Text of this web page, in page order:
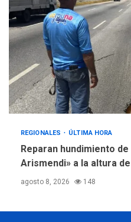
REGIONALES ÚLTIMA HORA
Reparan hundimiento
Arismendi» a la altura
agosto 8, 2026 148